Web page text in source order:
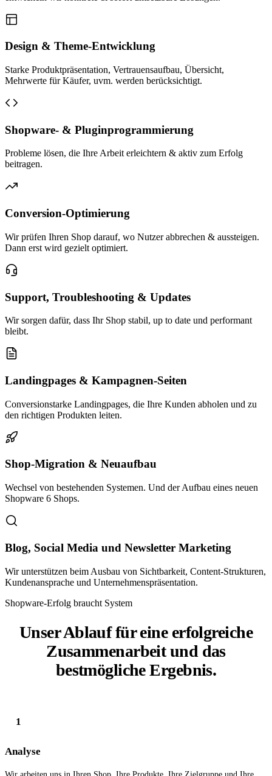
Design & Theme-Entwicklung
Starke Produktpräsentation, Vertrauensaufbau, Übersicht,
Mehrwerte für Käufer, uvm. werden berücksichtigt.
Shopware- & Pluginprogrammierung
Probleme lösen, die Ihre Arbeit erleichtern & aktiv zum Erfolg
beitragen.
Conversion-Optimierung
Wir prüfen Ihren Shop darauf, wo Nutzer abbrechen & aussteigen.
Dann erst wird gezielt optimiert.
Support, Troubleshooting & Updates
Wir sorgen dafür, dass Ihr Shop stabil, up to date und performant
bleibt.
Landingpages & Kampagnen-Seiten
Conversionstarke Landingpages, die Ihre Kunden abholen und zu
den richtigen Produkten leiten.
Shop-Migration & Neuaufbau
Wechsel von bestehenden Systemen. Und der Aufbau eines neuen
Shopware 6 Shops.
Blog, Social Media und Newsletter Marketing
Wir unterstützen beim Ausbau von Sichtbarkeit, Content-Strukturen,
Kundenansprache und Unternehmenspräsentation.
Shopware-Erfolg braucht System
Unser Ablauf für eine erfolgreiche
Zusammenarbeit und das
bestmögliche Ergebnis.
1
Analyse